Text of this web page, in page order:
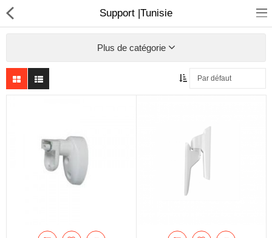
Sécurité
Sonorisation
Régulateur de tension
Support |Tunisie
Plus de catégorie